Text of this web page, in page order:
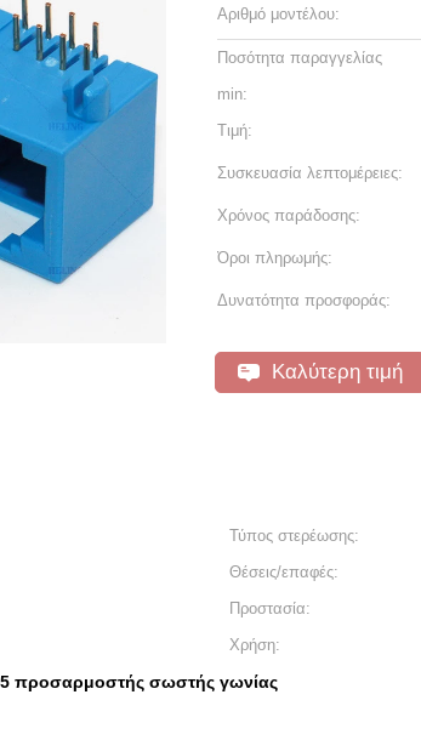
Αριθμό μοντέλου:
Ποσότητα παραγγελίας
min:
Τιμή:
Συσκευασία λεπτομέρειες:
Χρόνος παράδοσης:
Όροι πληρωμής:
Δυνατότητα προσφοράς:
Καλύτερη τιμή
Τύπος στερέωσης:
Θέσεις/επαφές:
Προστασία:
Χρήση:
προσαρμοστής σωστής γωνίας